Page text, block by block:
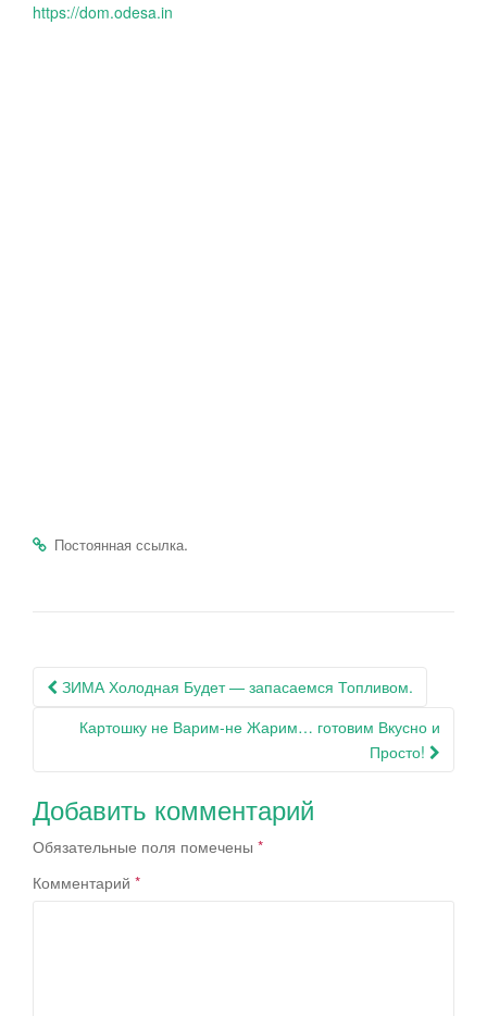
https://dom.odesa.in
Постоянная ссылка.
Навигация
записям
ЗИМА Холодная Будет — запасаемся Топливом.
Картошку не Варим-не Жарим… готовим Вкусно и
Просто!
Добавить комментарий
Обязательные поля помечены *
Комментарий *